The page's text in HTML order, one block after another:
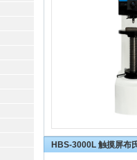
HBS-3000L 触摸屏布